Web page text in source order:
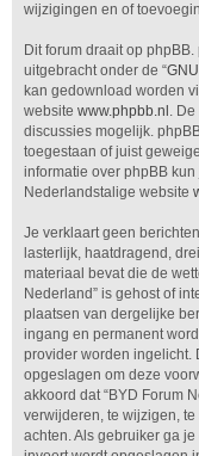
wijzigingen en of
Dit forum draait op
uitgebracht onder de “
kan gedownload worden
website www.phpbb.nl .
discussies mogelijk.
toegestaan of juist
informatie over phpBB
Nederlandstalige website
Je verklaart geen
lasterlijk, haatdragend,
materiaal bevat die de
Nederland” is gehost of
plaatsen van dergelijke
ingang en permanent
provider worden ingelicht.
opgeslagen om deze
akkoord dat “BYD Forum
verwijderen, te wijzigen,
achten. Als gebruiker ga